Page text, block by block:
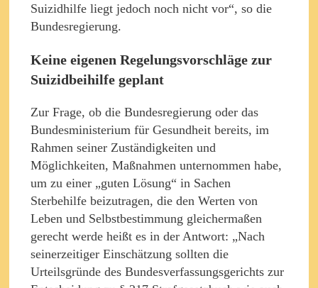
Suizidhilfe liegt jedoch noch nicht vor“, so die
Bundesregierung.
Keine eigenen Regelungsvorschläge zur
Suizidbeihilfe geplant
Zur Frage, ob die Bundesregierung oder das
Bundesministerium für Gesundheit bereits, im
Rahmen seiner Zuständigkeiten und
Möglichkeiten, Maßnahmen unternommen habe,
um zu einer „guten Lösung“ in Sachen
Sterbehilfe beizutragen, die den Werten von
Leben und Selbstbestimmung gleichermaßen
gerecht werde heißt es in der Antwort: „Nach
seinerzeitiger Einschätzung sollten die
Urteilsgründe des Bundesverfassungsgerichts zur